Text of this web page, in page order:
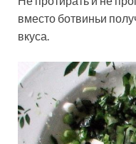
вместо ботвиньи
вкуса.